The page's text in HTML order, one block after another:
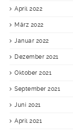
April 2022
März 2022
Januar 2022
Dezember 2021
Oktober 2021
September 2021
Juni 2021
April 2021